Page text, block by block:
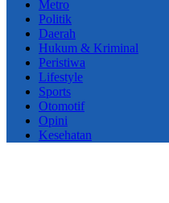
Metro
Politik
Daerah
Hukum & Kriminal
Peristiwa
Lifestyle
Sports
Otomotif
Opini
Kesehatan